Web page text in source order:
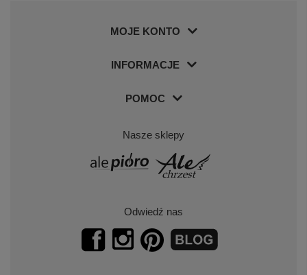
MOJE KONTO
INFORMACJE
POMOC
Nasze sklepy
Odwiedź nas